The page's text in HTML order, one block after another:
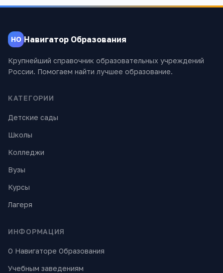
НО Навигатор Образования
Крупнейший справочник образовательных учреждений
России. Помогаем найти лучшее образование.
КАТЕГОРИИ
Детские сады
Школы
Колледжи
Вузы
Курсы
Лагеря
ИНФОРМАЦИЯ
О Навигаторе Образования
Учебным заведениям